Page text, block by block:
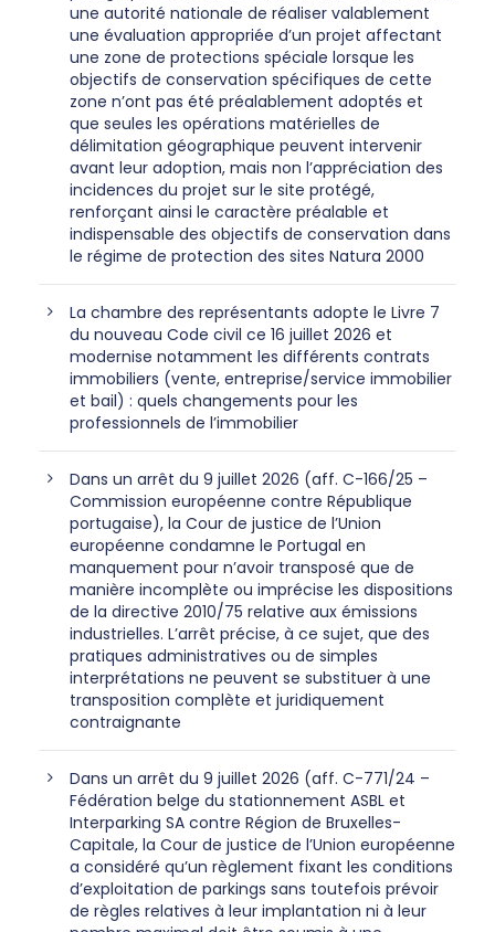
une autorité nationale de réaliser valablement
une évaluation appropriée d’un projet affectant
une zone de protections spéciale lorsque les
objectifs de conservation spécifiques de cette
zone n’ont pas été préalablement adoptés et
que seules les opérations matérielles de
délimitation géographique peuvent intervenir
avant leur adoption, mais non l’appréciation des
incidences du projet sur le site protégé,
renforçant ainsi le caractère préalable et
indispensable des objectifs de conservation dans
le régime de protection des sites Natura 2000
La chambre des représentants adopte le Livre 7
du nouveau Code civil ce 16 juillet 2026 et
modernise notamment les différents contrats
immobiliers (vente, entreprise/service immobilier
et bail) : quels changements pour les
professionnels de l’immobilier
Dans un arrêt du 9 juillet 2026 (aff. C-166/25 –
Commission européenne contre République
portugaise), la Cour de justice de l’Union
européenne condamne le Portugal en
manquement pour n’avoir transposé que de
manière incomplète ou imprécise les dispositions
de la directive 2010/75 relative aux émissions
industrielles. L’arrêt précise, à ce sujet, que des
pratiques administratives ou de simples
interprétations ne peuvent se substituer à une
transposition complète et juridiquement
contraignante
Dans un arrêt du 9 juillet 2026 (aff. C-771/24 –
Fédération belge du stationnement ASBL et
Interparking SA contre Région de Bruxelles-
Capitale, la Cour de justice de l’Union européenne
a considéré qu’un règlement fixant les conditions
d’exploitation de parkings sans toutefois prévoir
de règles relatives à leur implantation ni à leur